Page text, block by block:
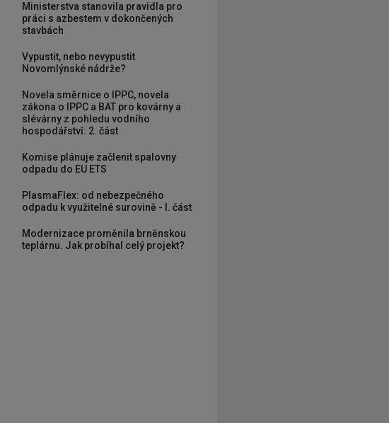
Ministerstva stanovila pravidla pro
práci s azbestem v dokončených
stavbách
Vypustit, nebo nevypustit
Novomlýnské nádrže?
Novela směrnice o IPPC, novela
zákona o IPPC a BAT pro kovárny a
slévárny z pohledu vodního
hospodářství: 2. část
Komise plánuje začlenit spalovny
odpadu do EU ETS
PlasmaFlex: od nebezpečného
odpadu k využitelné surovině - I. část
Modernizace proměnila brněnskou
teplárnu. Jak probíhal celý projekt?